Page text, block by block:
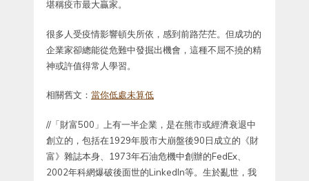
堪稱疫市最大贏家。
很多人受疫情影響頓失所依，感到前路茫茫。但成功的
企業家卻總能從危難中發掘出機會，這種不屈不撓的精
神或許值得常人學習。
相關舊文： 當你低處未算低
//「財富500」上有一半企業，是在熊市或經濟衰退中
創立的，包括在1929年股市大崩盤後90日成立的《財
富》雜誌本身、1973年石油危機中創辦的FedEx、
2002年科網爆破後面世的LinkedIn等。生於亂世，我